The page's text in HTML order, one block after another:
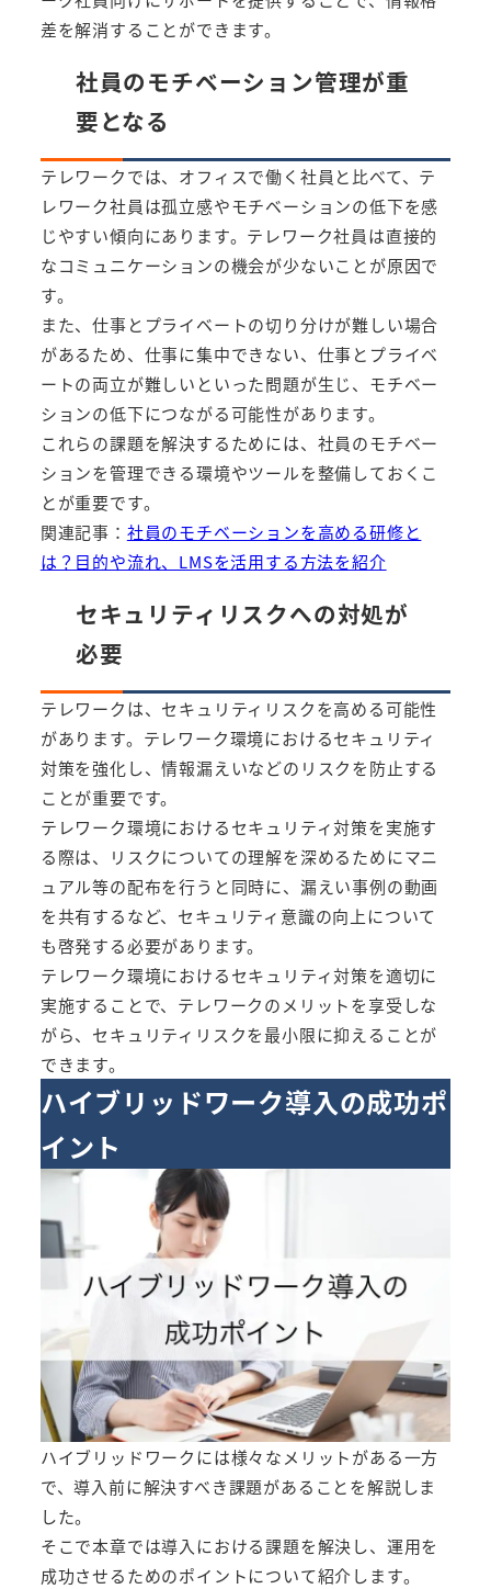
差を解消することができます。
社員のモチベーション管理が重
要となる
テレワークでは、オフィスで働く社員と比べて、テ
レワーク社員は孤立感やモチベーションの低下を感
じやすい傾向にあります。テレワーク社員は直接的
なコミュニケーションの機会が少ないことが原因で
す。
また、仕事とプライベートの切り分けが難しい場合
があるため、仕事に集中できない、仕事とプライベ
ートの両立が難しいといった問題が生じ、モチベー
ションの低下につながる可能性があります。
これらの課題を解決するためには、社員のモチベー
ションを管理できる環境やツールを整備しておくこ
とが重要です。
関連記事： 社員のモチベーションを高める研修と
は？目的や流れ、LMSを活用する方法を紹介
セキュリティリスクへの対処が
必要
テレワークは、セキュリティリスクを高める可能性
があります。テレワーク環境におけるセキュリティ
対策を強化し、情報漏えいなどのリスクを防止する
ことが重要です。
テレワーク環境におけるセキュリティ対策を実施す
る際は、リスクについての理解を深めるためにマニ
ュアル等の配布を行うと同時に、漏えい事例の動画
を共有するなど、セキュリティ意識の向上について
も啓発する必要があります。
テレワーク環境におけるセキュリティ対策を適切に
実施することで、テレワークのメリットを享受しな
がら、セキュリティリスクを最小限に抑えることが
できます。
ハイブリッドワーク導入の成功ポ
イント
ハイブリッドワークには様々なメリットがある一方
で、導入前に解決すべき課題があることを解説しま
した。
そこで本章では導入における課題を解決し、運用を
成功させるためのポイントについて紹介します。